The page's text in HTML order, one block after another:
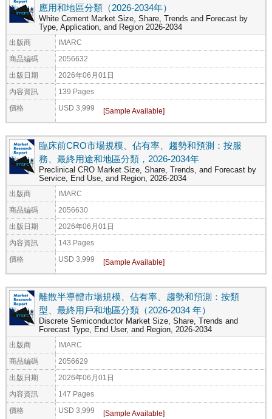
應用和地區分類（2026-2034年）
White Cement Market Size, Share, Trends and Forecast by
Type, Application, and Region 2026-2034
出版商 IMARC
商品編碼 2056632
出版日期 2026年06月01日
內容資訊 139 Pages
價格 USD 3,999
臨床前CRO市場規模、佔有率、趨勢和預測：按服
務、最終用途和地區分類，2026-2034年
Preclinical CRO Market Size, Share, Trends, and Forecast by
Service, End Use, and Region, 2026-2034
出版商 IMARC
商品編碼 2056630
出版日期 2026年06月01日
內容資訊 143 Pages
價格 USD 3,999
離散半導體市場規模、佔有率、趨勢和預測：按類
型、最終用戶和地區分類（2026-2034 年）
Discrete Semiconductor Market Size, Share, Trends and
Forecast Type, End User, and Region, 2026-2034
出版商 IMARC
商品編碼 2056629
出版日期 2026年06月01日
內容資訊 147 Pages
價格 USD 3,999